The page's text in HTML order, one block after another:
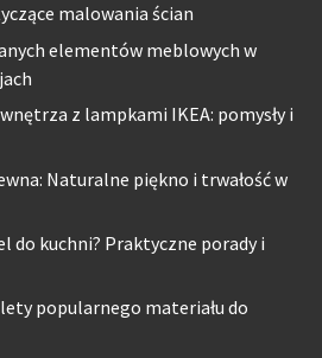
malowania ścian
elementów meblowych w
z lampkami IKEA: pomysły i
Naturalne piękno i trwałość w
do kuchni? Praktyczne porady i
popularnego materiału do